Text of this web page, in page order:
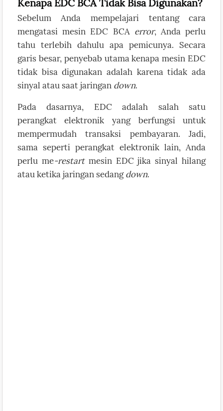
Kenapa EDC BCA Tidak Bisa Digunakan?
Sebelum Anda mempelajari tentang cara
mengatasi mesin EDC BCA error, Anda perlu
tahu terlebih dahulu apa pemicunya. Secara
garis besar, penyebab utama kenapa mesin EDC
tidak bisa digunakan adalah karena tidak ada
sinyal atau saat jaringan down.
Pada dasarnya, EDC adalah salah satu
perangkat elektronik yang berfungsi untuk
mempermudah transaksi pembayaran. Jadi,
sama seperti perangkat elektronik lain, Anda
perlu me-restartmesin EDC jika sinyal hilang
atau ketika jaringan sedang down.